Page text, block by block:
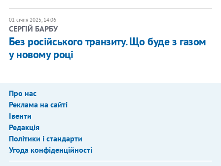
01 січня 2025, 14:06
СЕРГІЙ БАРБУ
​​Без російського транзиту. Що буде з газом
у новому році
Про нас
Реклама на сайті
Івенти
Редакція
Політики і стандарти
Угода конфіденційності